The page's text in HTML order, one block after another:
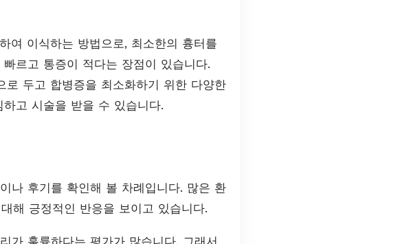
여 이식하는 방법으로, 최소한의 흉터를
르고 통증이 적다는 장점이 있습니다.
로 두고 합병증을 최소화하기 위한 다양한
고 시술을 받을 수 있습니다.
나 후기를 확인해 볼 차례입니다. 많은 환
해 긍정적인 반응을 보이고 있습니다.
가 훌륭하다는 평가가 많습니다. 그래서